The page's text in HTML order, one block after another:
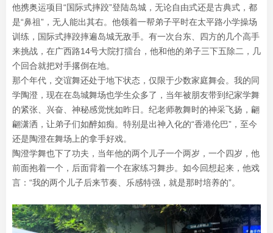
他携奥运项目“国际式摔跤”登陆岛城，无论自由式还是古典式，都
是“鼻祖”，无人能出其右。他领着一帮弟子平时在太平路小学操场
训练，国际式摔跤摔遍岛城无敌手。有一次台东、四方的几个高手
来挑战，在广西路14号大院打擂台，他和他的弟子三下五除二，几
个回合就把对手撂倒在地。
那个年代，交谊舞还处于地下状态，仅限于少数家庭舞会。我的同
学陶澄，现在在岛城舞场也学生众多了，当年被朋友带到纪家学舞
的紧张、兴奋、神秘感觉恍如昨日。纪老师教舞时的神采飞扬，翩
翩潇洒，让弟子们如醉如痴。特别是出神入化的“香港伦巴”，至今
还是陶澄在舞场上的拿手好戏。
陶澄学舞也下了功夫，当年他的两个儿子一个两岁，一个四岁，他
前面抱着一个，后面背着一个在家练习舞步。如今回想起来，他戏
言：“我的两个儿子后来节奏、乐感特强，就是那时培养的”。